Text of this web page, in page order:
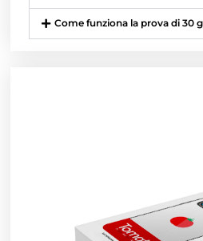
Come funziona la prova di 30